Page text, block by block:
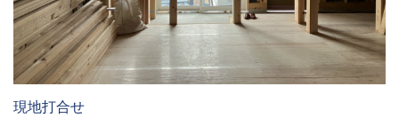
現地打合せ